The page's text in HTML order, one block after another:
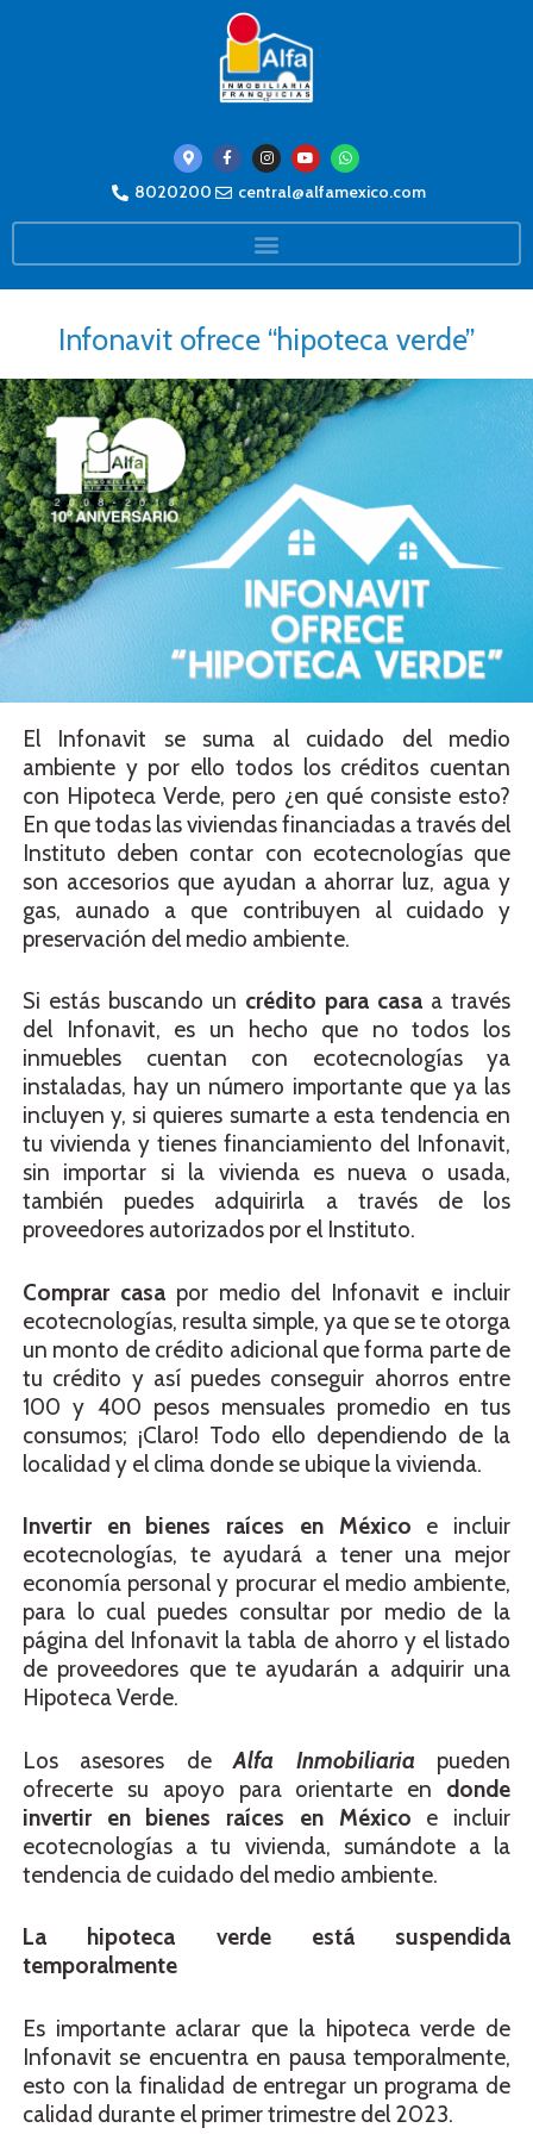
8020200 central@alfamexico.com
Infonavit ofrece “hipoteca verde”
El Infonavit se suma al cuidado del medio
ambiente y por ello todos los créditos cuentan
con Hipoteca Verde, pero ¿en qué consiste esto?
En que todas las viviendas financiadas a través del
Instituto deben contar con ecotecnologías que
son accesorios que ayudan a ahorrar luz, agua y
gas, aunado a que contribuyen al cuidado y
preservación del medio ambiente.
Si estás buscando un crédito para casa a través
del Infonavit, es un hecho que no todos los
inmuebles cuentan con ecotecnologías ya
instaladas, hay un número importante que ya las
incluyen y, si quieres sumarte a esta tendencia en
tu vivienda y tienes financiamiento del Infonavit,
sin importar si la vivienda es nueva o usada,
también puedes adquirirla a través de los
proveedores autorizados por el Instituto.
Comprar casapor medio del Infonavit e incluir
ecotecnologías, resulta simple, ya que se te otorga
un monto de crédito adicional que forma parte de
tu crédito y así puedes conseguir ahorros entre
100 y 400 pesos mensuales promedio en tus
consumos; ¡Claro! Todo ello dependiendo de la
localidad y el clima donde se ubique la vivienda.
Invertir en bienes raíces en México e incluir
ecotecnologías, te ayudará a tener una mejor
economía personal y procurar el medio ambiente,
para lo cual puedes consultar por medio de la
página del Infonavit la tabla de ahorro y el listado
de proveedores que te ayudarán a adquirir una
Hipoteca Verde.
Los asesores deAlfa Inmobiliariapueden
ofrecerte su apoyo para orientarte en donde
invertir en bienes raíces en México e incluir
ecotecnologías a tu vivienda, sumándote a la
tendencia de cuidado del medio ambiente.
La hipoteca verde está suspendida
temporalmente
Es importante aclarar que la hipoteca verde de
Infonavit se encuentra en pausa temporalmente,
esto con la finalidad de entregar un programa de
calidad durante el primer trimestre del 2023.